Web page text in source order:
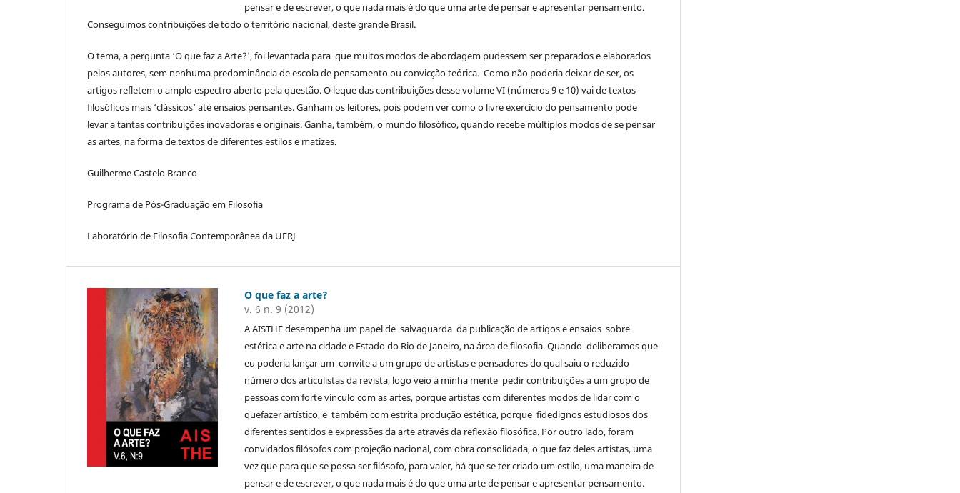
pensar e de escrever, o que nada mais é do que uma arte de pensar e apresentar pensamento.
Conseguimos contribuições de todo o território nacional, deste grande Brasil.
O tema, a pergunta ‘O que faz a Arte?', foi levantada para que muitos modos de abordagem pudessem ser preparados e elaborados
pelos autores, sem nenhuma predominância de escola de pensamento ou convicção teórica. Como não poderia deixar de ser, os
artigos refletem o amplo espectro aberto pela questão. O leque das contribuições desse volume VI (números 9 e 10) vai de textos
filosóficos mais ‘clássicos' até ensaios pensantes. Ganham os leitores, pois podem ver como o livre exercício do pensamento pode
levar a tantas contribuições inovadoras e originais. Ganha, também, o mundo filosófico, quando recebe múltiplos modos de se pensar
as artes, na forma de textos de diferentes estilos e matizes.
Guilherme Castelo Branco
Programa de Pós-Graduação em Filosofia
Laboratório de Filosofia Contemporânea da UFRJ
O que faz a arte?
v. 6 n. 9 (2012)
A AISTHE desempenha um papel de salvaguarda da publicação de artigos e ensaios sobre
estética e arte na cidade e Estado do Rio de Janeiro, na área de filosofia. Quando deliberamos que
eu poderia lançar um convite a um grupo de artistas e pensadores do qual saiu o reduzido
número dos articulistas da revista, logo veio à minha mente pedir contribuições a um grupo de
pessoas com forte vínculo com as artes, porque artistas com diferentes modos de lidar com o
quefazer artístico, e também com estrita produção estética, porque fidedignos estudiosos dos
diferentes sentidos e expressões da arte através da reflexão filosófica. Por outro lado, foram
convidados filósofos com projeção nacional, com obra consolidada, o que faz deles artistas, uma
vez que para que se possa ser filósofo, para valer, há que se ter criado um estilo, uma maneira de
pensar e de escrever, o que nada mais é do que uma arte de pensar e apresentar pensamento.